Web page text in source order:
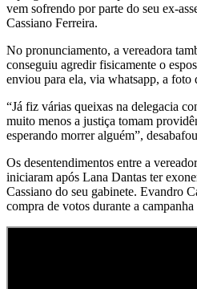
vem sofrendo por parte do seu ex-
Cassiano Ferreira.
No pronunciamento, a vereadora
conseguiu agredir fisicamente o
enviou para ela, via whatsapp, a foto
“Já fiz várias queixas na delegacia
muito menos a justiça tomam
esperando morrer alguém”,
Os desentendimentos entre a
iniciaram após Lana Dantas ter
Cassiano do seu gabinete. Evandro
compra de votos durante a